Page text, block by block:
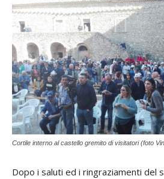
Cortile interno al castello gremito di visitatori (foto
Dopo i saluti ed i ringraziamenti del